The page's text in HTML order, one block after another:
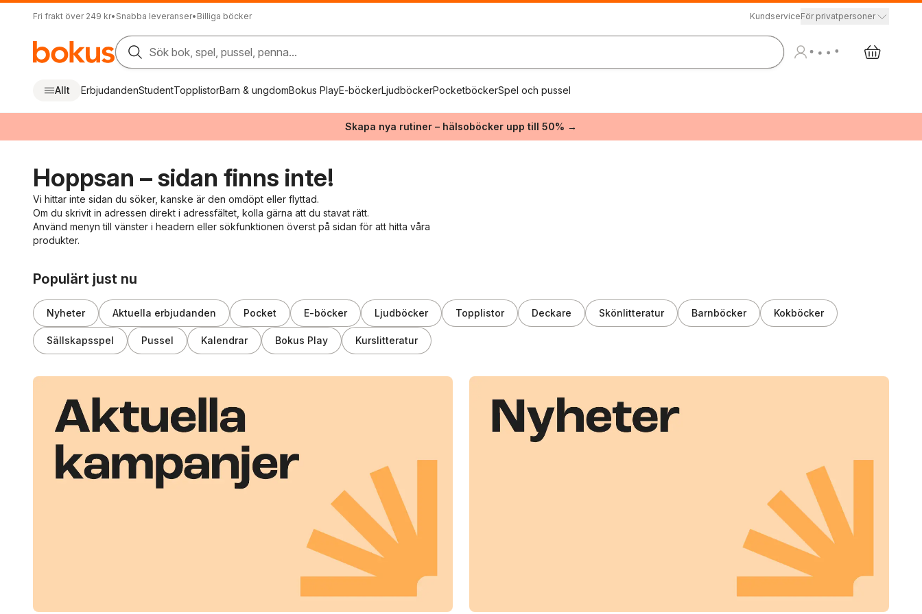
Fri frakt över 249 kr• Snabba leveranser• Billiga böcker KundserviceFör privatpersoner
Sök bok, spel, pussel, penna...
Allt ErbjudandenStudentTopplistorBarn & ungdomBokus PlayE-böckerLjudböckerPocketböckerSpel och pussel
Skapa nya rutiner – hälsoböcker upp till 50% →
Hoppsan – sidan finns inte!
Vi hittar inte sidan du söker, kanske är den omdöpt eller flyttad.
Om du skrivit in adressen direkt i adressfältet, kolla gärna att du stavat rätt.
Använd menyn till vänster i headern eller sökfunktionen överst på sidan för att hitta våra
produkter.
Populärt just nu
Nyheter Aktuella erbjudanden Pocket E-böcker Ljudböcker Topplistor Deckare Skönlitteratur Barnböcker Kokböcker
Sällskapsspel Pussel Kalendrar Bokus Play Kurslitteratur